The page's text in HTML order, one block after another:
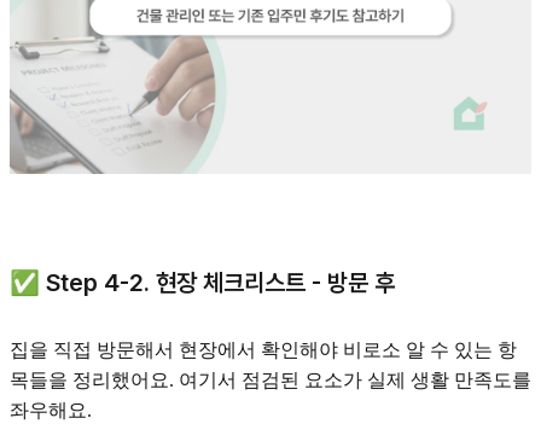
✅ Step 4-2. 현장 체크리스트 - 방문 후
집을 직접 방문해서 현장에서 확인해야 비로소 알 수 있는 항
목들을 정리했어요. 여기서 점검된 요소가 실제 생활 만족도를
좌우해요.